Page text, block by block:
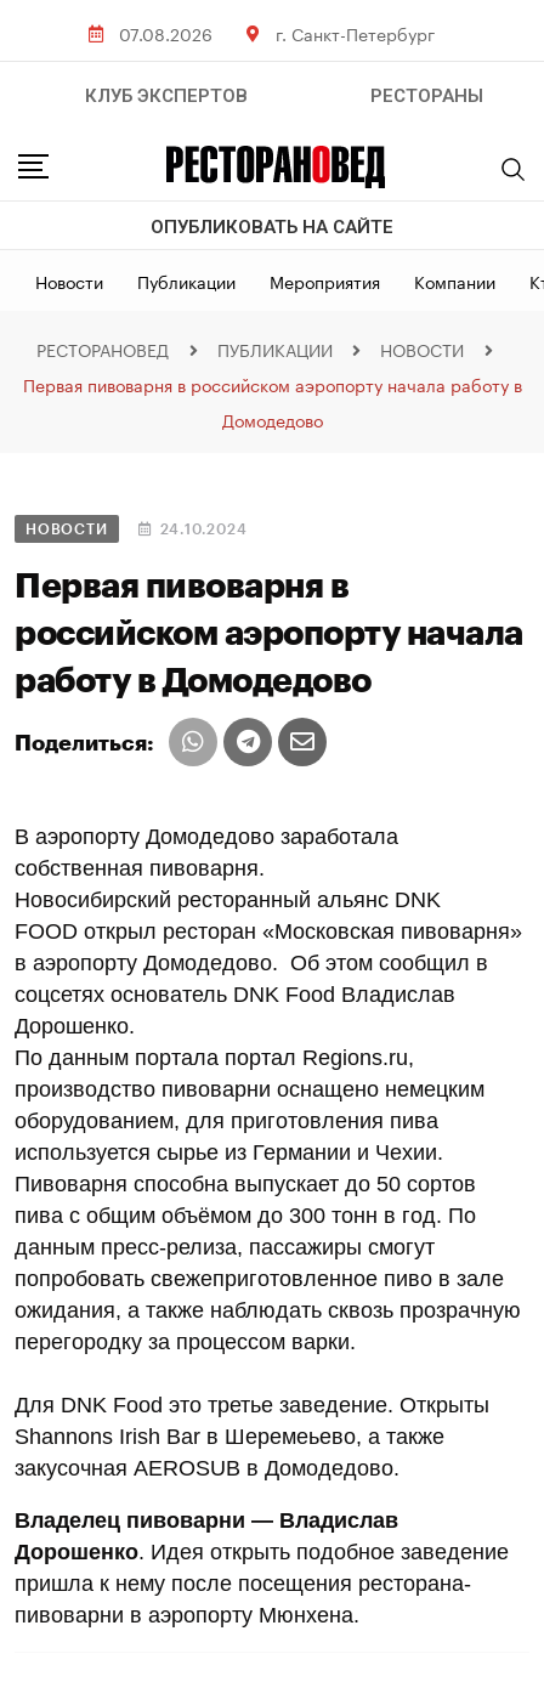
07.08.2026 г. Санкт-Петербург
КЛУБ ЭКСПЕРТОВ РЕСТОРАНЫ
ОПУБЛИКОВАТЬ НА САЙТЕ
Новости Публикации Мероприятия Компании
РЕСТОРАНОВЕД ПУБЛИКАЦИИ
НОВОСТИ
Первая пивоварня в российском аэропорту начала работу в
Домодедово
НОВОСТИ 24.10.2024
Первая пивоварня в
российском аэропорту начала
работу в Домодедово
Поделиться:
В аэропорту Домодедово заработала
собственная пивоварня.
Новосибирский ресторанный альянс DNK
FOOD открыл ресторан «Московская пивоварня»
в аэропорту Домодедово. Об этом сообщил в
соцсетях основатель DNK Food Владислав
Дорошенко.
По данным портала портал Regions.ru,
производство пивоварни оснащено немецким
оборудованием, для приготовления пива
используется сырье из Германии и Чехии.
Пивоварня способна выпускает до 50 сортов
пива с общим объёмом до 300 тонн в год. По
данным пресс-релиза, пассажиры смогут
попробовать свежеприготовленное пиво в зале
ожидания, а также наблюдать сквозь прозрачную
перегородку за процессом варки.
Для DNK Food это третье заведение. Открыты
Shannons Irish Bar в Шеремеьево, а также
закусочная AEROSUB в Домодедово.
Владелец пивоварни — Владислав
Дорошенко. Идея открыть подобное заведение
пришла к нему после посещения ресторана-
пивоварни в аэропорту Мюнхена.